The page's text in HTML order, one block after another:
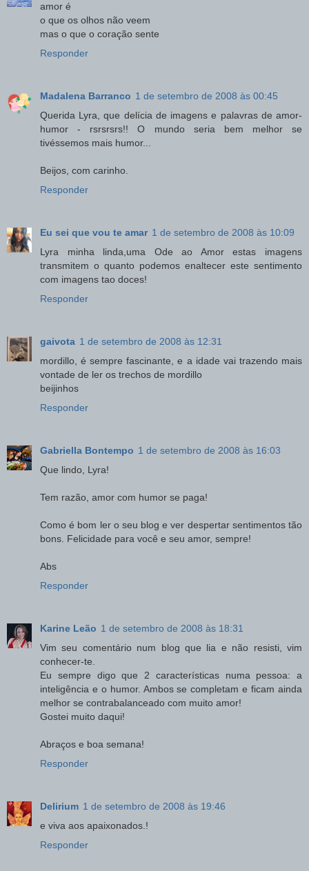
amor é
o que os olhos não veem
mas o que o coração sente
Responder
Madalena Barranco 1 de setembro de 2008 às 00:45
Querida Lyra, que delícia de imagens e palavras de amor-
humor - rsrsrsrs!! O mundo seria bem melhor se
tivéssemos mais humor...
Beijos, com carinho.
Responder
Eu sei que vou te amar 1 de setembro de 2008 às 10:09
Lyra minha linda,uma Ode ao Amor estas imagens
transmitem o quanto podemos enaltecer este sentimento
com imagens tao doces!
Responder
gaivota 1 de setembro de 2008 às 12:31
mordillo, é sempre fascinante, e a idade vai trazendo mais
vontade de ler os trechos de mordillo
beijinhos
Responder
Gabriella Bontempo 1 de setembro de 2008 às 16:03
Que lindo, Lyra!
Tem razão, amor com humor se paga!
Como é bom ler o seu blog e ver despertar sentimentos tão
bons. Felicidade para você e seu amor, sempre!
Abs
Responder
Karine Leão 1 de setembro de 2008 às 18:31
Vim seu comentário num blog que lia e não resisti, vim
conhecer-te.
Eu sempre digo que 2 características numa pessoa: a
inteligência e o humor. Ambos se completam e ficam ainda
melhor se contrabalanceado com muito amor!
Gostei muito daqui!
Abraços e boa semana!
Responder
Delirium 1 de setembro de 2008 às 19:46
e viva aos apaixonados.!
Responder